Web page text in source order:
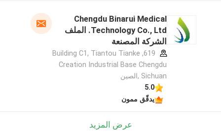
Chengdu Binarui Medical
Technology Co., Ltd. الملف
الشركة المصنعة
619, Building C1, Tiantou Tianke
Creation Industrial Base Chengdu
Sichuan ,الصين
5.0
يدقّق ممون
عرض المزيد